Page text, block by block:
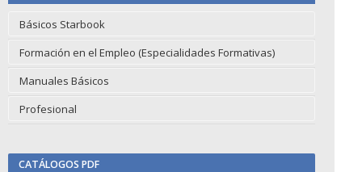
Básicos Starbook
Formación en el Empleo (Especialidades Formativas)
Manuales Básicos
Profesional
CATÁLOGOS PDF